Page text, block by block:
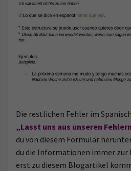
Die restlichen Fehler im
„Lasst uns aus unseren
du von diesem Formular
du die Informationen immer zur
erst zu diesem Blogartikel